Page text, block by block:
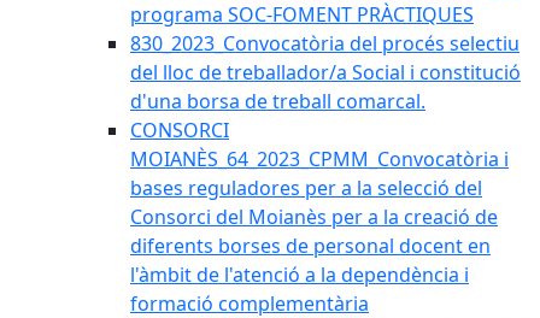
programa SOC-FOMENT PRÀCTIQUES
830_2023_Convocatòria del procés selectiu
del lloc de treballador/a Social i constitució
d'una borsa de treball comarcal.
CONSORCI
MOIANÈS_64_2023_CPMM_Convocatòria i
bases reguladores per a la selecció del
Consorci del Moianès per a la creació de
diferents borses de personal docent en
l'àmbit de l'atenció a la dependència i
formació complementària